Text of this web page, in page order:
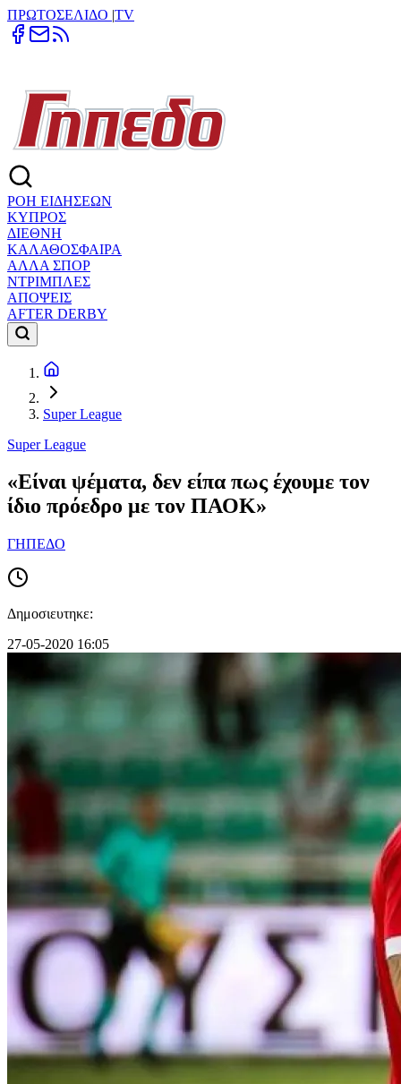
ΠΡΩΤΟΣΕΛΙΔΟ |TV
ΡΟΗ ΕΙΔΗΣΕΩΝ
ΚΥΠΡΟΣ
ΔΙΕΘΝΗ
ΚΑΛΑΘΟΣΦΑΙΡΑ
ΑΛΛΑ ΣΠΟΡ
ΝΤΡΙΜΠΛΕΣ
ΑΠΟΨΕΙΣ
AFTER DERBY
Super League
Super League
«Είναι ψέματα, δεν είπα πως έχουμε τον
ίδιο πρόεδρο με τον ΠΑΟΚ»
ΓΗΠΕΔΟ
Δημοσιευτηκε:
27-05-2020 16:05